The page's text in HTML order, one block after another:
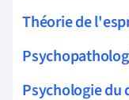
Théorie de
Psychologie